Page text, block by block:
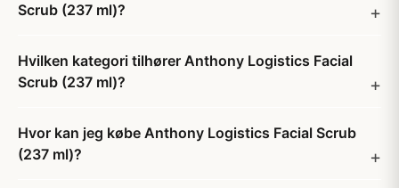
Scrub (237 ml)?
Hvilken kategori tilhører Anthony Logistics Facial
Scrub (237 ml)?
Hvor kan jeg købe Anthony Logistics Facial Scrub
(237 ml)?